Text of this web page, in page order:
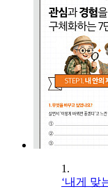
1.
‘내게 맞